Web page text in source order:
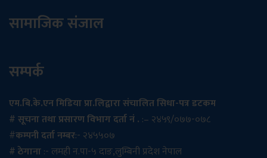
सामाजिक संजाल
सम्पर्क
एम.बि.के.एन मिडिया प्रा.लिद्वारा संचालित सिधा-पत्र डटकम
# सूचना तथा प्रसारण विभाग दर्ता नं . :– २४५९/०७७-०७८
#कम्पनी दर्ता नम्बर:- २४५५०७
# ठेगाना:- लमही न.पा-५ दाङ,लुम्बिनी प्रदेश नेपाल